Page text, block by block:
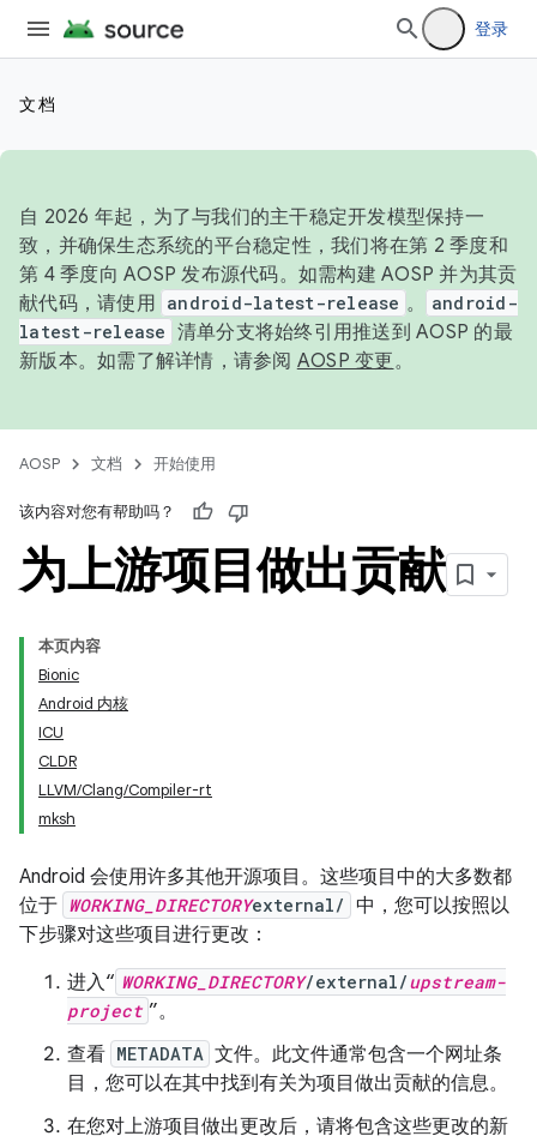
登录
文档
自 2026 年起，为了与我们的主干稳定开发模型保持一
致，并确保生态系统的平台稳定性，我们将在第 2 季度和
第 4 季度向 AOSP 发布源代码。如需构建 AOSP 并为其贡
献代码，请使用 android-latest-release 。
android-
latest-release 清单分支将始终引用推送到 AOSP 的最
新版本。如需了解详情，请参阅 AOSP 变更。
AOSP 文档 开始使用
该内容对您有帮助吗？
为上游项目做出贡献
本页内容
Bionic
Android 内核
ICU
CLDR
LLVM/Clang/Compiler-rt
mksh
Android 会使用许多其他开源项目。这些项目中的大多数都
位于 WORKING_DIRECTORYexternal/ 中，您可以按照以
下步骤对这些项目进行更改：
进入“ WORKING_DIRECTORY/external/upstream-
project ”。
查看 METADATA 文件。此文件通常包含一个网址条
目，您可以在其中找到有关为项目做出贡献的信息。
在您对上游项目做出更改后，请将包含这些更改的新